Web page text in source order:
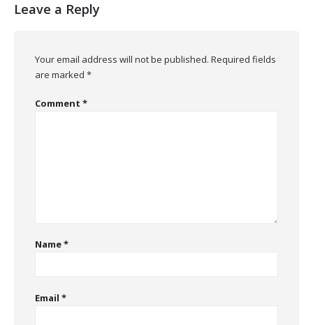
Leave a Reply
Your email address will not be published. Required fields
are marked *
Comment *
Name*
Email *